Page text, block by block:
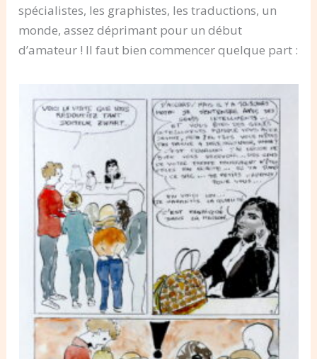
spécialistes, les graphistes, les traductions, un
monde, assez déprimant pour un début
d’amateur ! Il faut bien commencer quelque part :